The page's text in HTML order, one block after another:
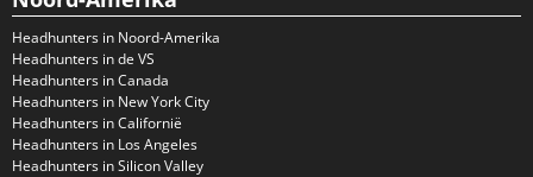
Headhunters in Noord-Amerika
Headhunters in de VS
Headhunters in Canada
Headhunters in New York City
Headhunters in Californië
Headhunters in Los Angeles
Headhunters in Silicon Valley